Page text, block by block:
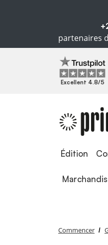
partenaires
Excellent 4.8/5
Édition
Édition
Commencer